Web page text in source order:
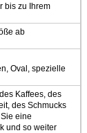
bis zu Ihrem
ab
Oval, spezielle
Kaffees, des
des Schmucks
eine
und so weiter